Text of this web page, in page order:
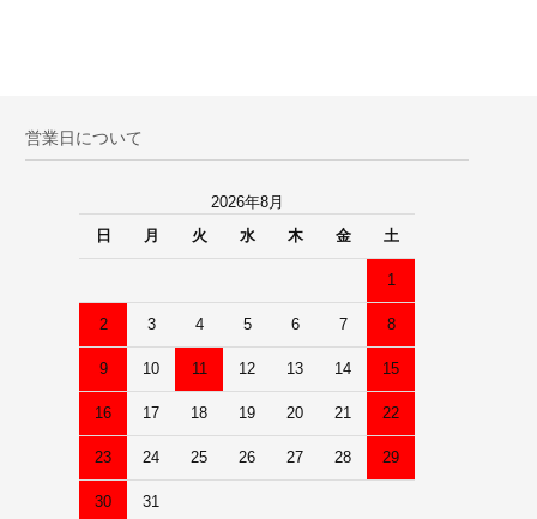
営業日について
2026年8月
日
月 火 水 木 金 土
1
2 3 4 5 6 7 8
9 10 11 12 13 14 15
16 17 18 19 20 21 22
23 24 25 26 27 28 29
30 31